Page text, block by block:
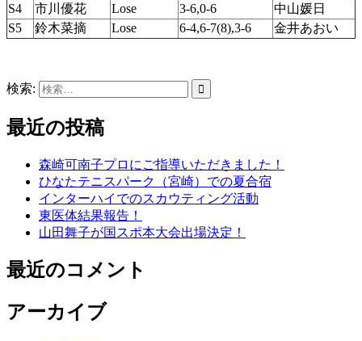
S4
市川優花 Lose 3-6,0-6
中山媛日
S5
鈴木菜摘 Lose 6-4,6-7(8),3-6 金井あおい
検索:
最近の投稿
森崎可南子プロにご指導いただきました！
ひなたテニスパーク（宮崎）での夏合宿
インターハイでのスカウティング活動
東医体結果報告！
山田舞子が国スポ本大会出場決定！
最近のコメント
アーカイブ